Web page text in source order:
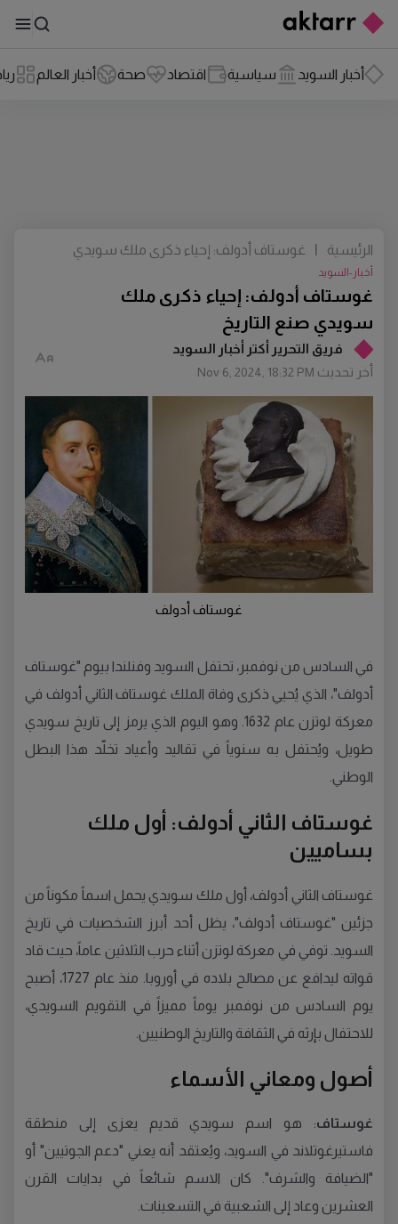
أخبار السويد سياسية اقتصاد صحة أخبار العالم
فريق التحرير أكتر أخبار السويد
أخر تحديث Nov 6, 2024, 18:32 PM
غوستاف أدولف: إحياء ذكرى ملك
سويدي صنع التاريخ
أخبار-السويد
الرئيسية |
غوستاف أدولف: إحياء ذكرى ملك سويدي
غوستاف أدولف
في السادس من نوفمبر، تحتفل السويد وفنلندا بيوم "غوستاف
أدولف"، الذي يُحيي ذكرى وفاة الملك غوستاف الثاني أدولف في
معركة لوتزن عام 1632. وهو اليوم الذي يرمز إلى تاريخ سويدي
طويل، ويُحتفل به سنوياً في تقاليد وأعياد تخلّد هذا البطل
الوطني.
غوستاف الثاني أدولف: أول ملك
بساميين
غوستاف الثاني أدولف، أول ملك سويدي يحمل اسماً مكوناً من
جزئين "غوستاف أدولف"، يظل أحد أبرز الشخصيات في تاريخ
السويد. توفي في معركة لوتزن أثناء حرب الثلاثين عاماً، حيث قاد
قواته ليدافع عن مصالح بلاده في أوروبا. منذ عام 1727، أصبح
يوم السادس من نوفمبر يوماً مميزاً في التقويم السويدي،
للاحتفال بإرثه في الثقافة والتاريخ الوطنيين.
أصول ومعاني الأسماء
غوستاف: هو اسم سويدي قديم يعزى إلى منطقة
فاستيرغوتلاند في السويد، ويُعتقد أنه يعني "دعم الجوتيين" أو
"الضيافة والشرف". كان الاسم شائعاً في بدايات القرن
العشرين وعاد إلى الشعبية في التسعينات.